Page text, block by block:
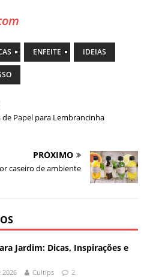
ENFEITE IDEIAS
de Papel para Lembrancinha
PRÓXIMO
caseiro de ambiente
Jardim: Dicas, Inspirações e
2026 Cultips 2